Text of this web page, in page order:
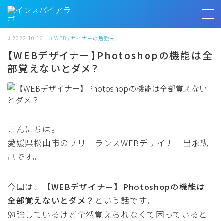
MENU
トップページ
プロフィール
インスパイアラボ
無料相談
2022.10.16 WEBデザイナーの勉強法
【WEBデザイナー】Photoshopの機能は全
部覚えないとダメ？
こんにちは。
愛媛県松山市のフリーランスWEBデザイナー出永紘
己です。
今回は、
【WEBデザイナー】Photoshopの機能は
全部覚えないとダメ？ という話です。
勉強しているけど全然覚えられなくて困っていると